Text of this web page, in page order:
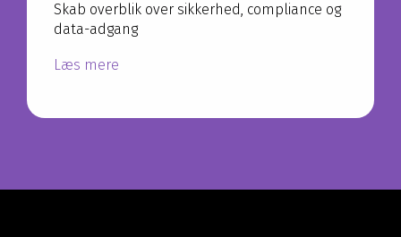
Skab overblik over sikkerhed, compliance og
data-adgang
Læs mere